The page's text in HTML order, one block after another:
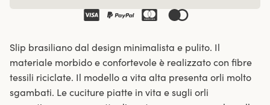
Slip brasiliano dal design minimalista e pulito. Il
materiale morbido e confortevole è realizzato con fibre
tessili riciclate. Il modello a vita alta presenta orli molto
sgambati. Le cuciture piatte in vita e sugli orli